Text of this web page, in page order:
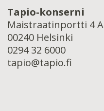
Tapio-konserni
Maistraatinportti 4 A
00240 Helsinki
0294 32 6000
tapio@tapio.fi